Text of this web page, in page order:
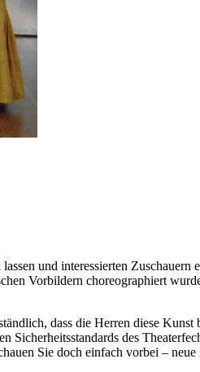
und interessierten
Vorbildern choreographiert
dass die Herren diese
des
Sie doch einfach vorbei –